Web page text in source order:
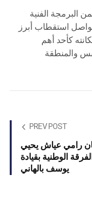
البرمجة الفنية
استقطاب أبرز
كأحد أهم
PREV POST
رامي عياش يحيي
الوطنية بقيادة
يوسف بالهاني